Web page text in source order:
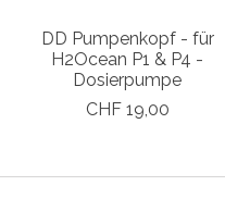
DD Pumpenkopf - für
H2Ocean P1 & P4 -
Dosierpumpe
CHF 19,00